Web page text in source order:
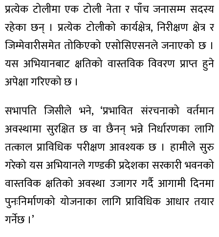
प्रत्येक टोलीमा एक टोली नेता र पाँच जनासम्म सदस्य
रहेका छन् । प्रत्येक टोलीको कार्यक्षेत्र, निरीक्षण क्षेत्र र
जिम्मेवारीसमेत तोकिएको एसोसिएसनले जनाएको छ ।
यस अभियानबाट क्षतिको वास्तविक विवरण प्राप्त हुने
अपेक्षा गरिएको छ ।
सभापति जिसीले भने, ‘प्रभावित संरचनाको वर्तमान
अवस्थामा सुरक्षित छ वा छैनन् भन्ने निर्धारणका लागि
तत्काल प्राविधिक परीक्षण आवश्यक छ । हामीले सुरु
गरेको यस अभियानले गण्डकी प्रदेशका सरकारी भवनको
वास्तविक क्षतिको अवस्था उजागर गर्दै आगामी दिनमा
पुनःनिर्माणको योजनाका लागि प्राविधिक आधार तयार
गर्नेछ ।’